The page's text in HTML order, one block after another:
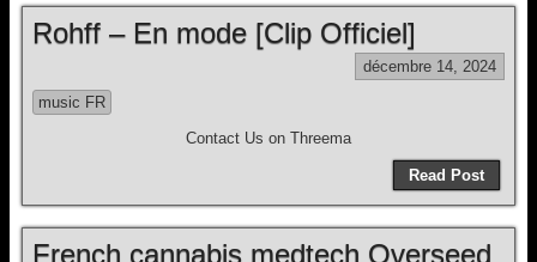
Rohff – En mode [Clip Officiel]
décembre 14, 2024
music FR
Contact Us on Threema
Read Post
French cannabis medtech Overseed